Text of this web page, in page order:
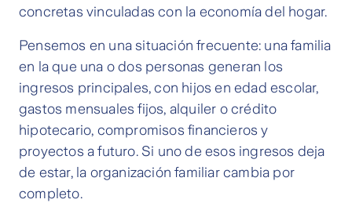
concretas vinculadas con la economía del hogar.
Pensemos en una situación frecuente: una familia
en la que una o dos personas generan los
ingresos principales, con hijos en edad escolar,
gastos mensuales fijos, alquiler o crédito
hipotecario, compromisos financieros y
proyectos a futuro. Si uno de esos ingresos deja
de estar, la organización familiar cambia por
completo.